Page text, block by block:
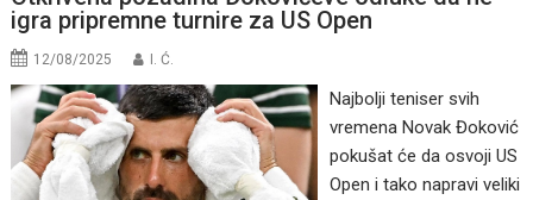
igra pripremne turnire za US Open
12/08/2025 I. Ć.
Najbolji teniser svih
vremena Novak Đoković
pokušat će da osvoji US
Open i tako napravi veliki